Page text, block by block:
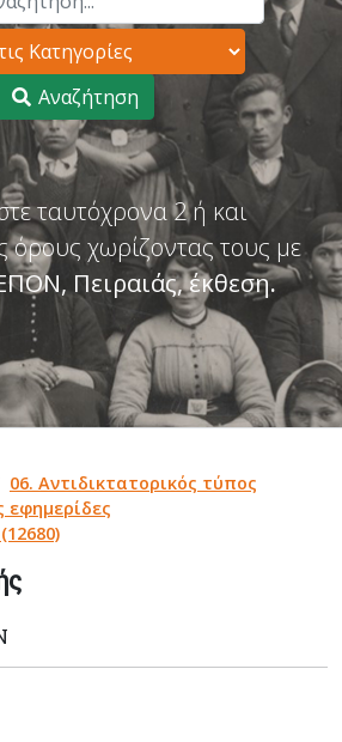
Αναζήτηση
ταυτόχρονα 2 ή και
όρους χωρίζοντας τους με
Πειραιάς, έκθεση.
06. Αντιδικτατορικός τύπος
εφημερίδες